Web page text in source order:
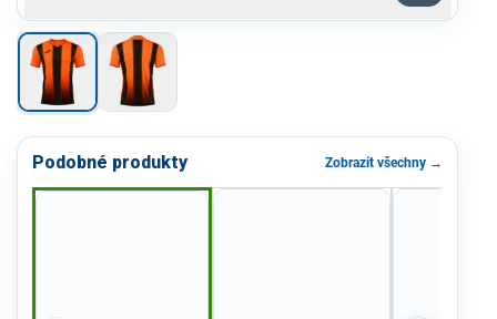
Podobné produkty Zobrazit všechny →